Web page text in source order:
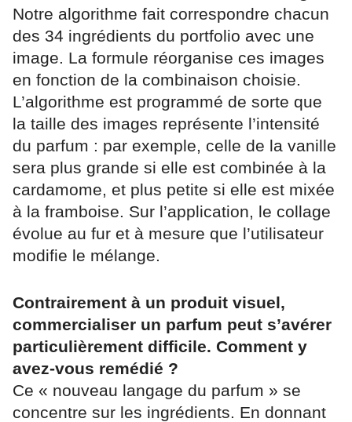
Notre algorithme fait correspondre chacun
des 34 ingrédients du portfolio avec une
image. La formule réorganise ces images
en fonction de la combinaison choisie.
L’algorithme est programmé de sorte que
la taille des images représente l’intensité
du parfum : par exemple, celle de la vanille
sera plus grande si elle est combinée à la
cardamome, et plus petite si elle est mixée
à la framboise. Sur l’application, le collage
évolue au fur et à mesure que l’utilisateur
modifie le mélange.
Contrairement à un produit visuel,
commercialiser un parfum peut s’avérer
particulièrement difficile. Comment y
avez-vous remédié ?
Ce « nouveau langage du parfum » se
concentre sur les ingrédients. En donnant